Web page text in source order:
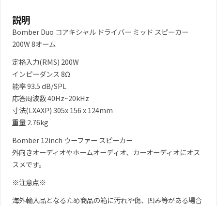
¥8,980
た。
¥7,980
す。
説明
Bomber Duo コアキシャル ドライバー ミッド スピーカー
200W 8オーム
定格入力(RMS) 200W
インピーダンス 8Ω
能率 93.5 dB/SPL
応答周波数 40Hz~20kHz
寸法(LXAXP) 305x 156 x 124mm
重量 2.76kg
Bomber 12inch ウーファー スピーカー
外向きオーディオやホームオーディオ、カーオーディオにオス
スメです。
※注意点※
海外輸入品となるため商品の箱に汚れや傷、凹み等がある場合